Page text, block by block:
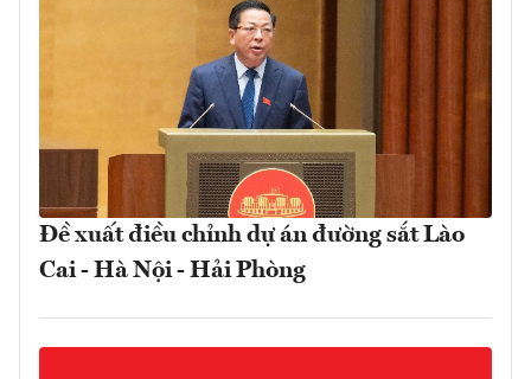
Đề xuất điều chỉnh dự án đường sắt Lào
Cai - Hà Nội - Hải Phòng